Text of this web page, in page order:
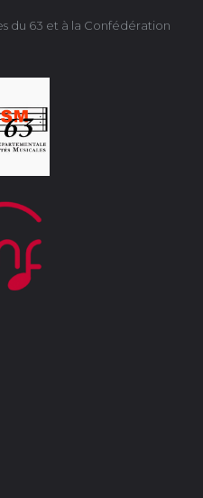
du 63 et à la Confédération